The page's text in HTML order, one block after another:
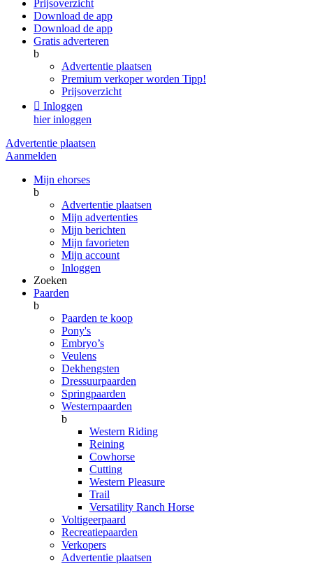
Prijsoverzicht
Download de app
Download de app
Gratis adverteren
b
Advertentie plaatsen
Premium verkoper worden Tipp!
Prijsoverzicht
 Inloggen
hier inloggen
Advertentie plaatsen
Aanmelden
Mijn ehorses
b
Advertentie plaatsen
Mijn advertenties
Mijn berichten
Mijn favorieten
Mijn account
Inloggen
Zoeken
Paarden
b
Paarden te koop
Pony's
Embryo’s
Veulens
Dekhengsten
Dressuurpaarden
Springpaarden
Westernpaarden
b
Western Riding
Reining
Cowhorse
Cutting
Western Pleasure
Trail
Versatility Ranch Horse
Voltigeerpaard
Recreatiepaarden
Verkopers
Advertentie plaatsen